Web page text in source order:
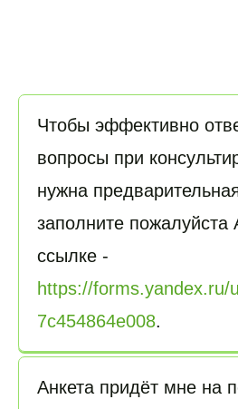
Чтобы эффективно
вопросы при
нужна
заполните пожалуйста
https://forms.yandex.ru/
7c454864e008.
Анкета придёт мне на